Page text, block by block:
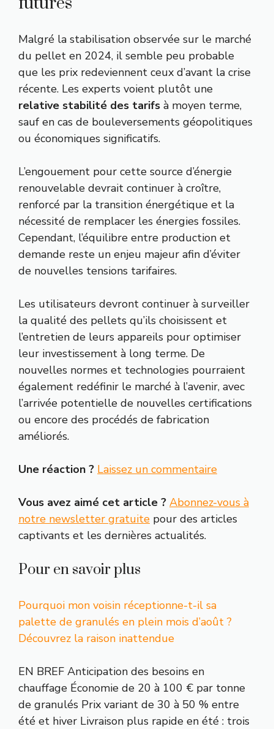
Malgré la stabilisation observée sur le marché
du pellet en 2024, il semble peu probable
que les prix redeviennent ceux d’avant la crise
récente. Les experts voient plutôt une
relative stabilité des tarifs à moyen terme,
sauf en cas de bouleversements géopolitiques
ou économiques significatifs.
L’engouement pour cette source d’énergie
renouvelable devrait continuer à croître,
renforcé par la transition énergétique et la
nécessité de remplacer les énergies fossiles.
Cependant, l’équilibre entre production et
demande reste un enjeu majeur afin d’éviter
de nouvelles tensions tarifaires.
Les utilisateurs devront continuer à surveiller
la qualité des pellets qu’ils choisissent et
l’entretien de leurs appareils pour optimiser
leur investissement à long terme. De
nouvelles normes et technologies pourraient
également redéfinir le marché à l’avenir, avec
l’arrivée potentielle de nouvelles certifications
ou encore des procédés de fabrication
améliorés.
Une réaction ? Laissez un commentaire
Vous avez aimé cet article ? Abonnez-vous à
notre newsletter gratuite pour des articles
captivants et les dernières actualités.
Pour en savoir plus
Pourquoi mon voisin réceptionne-t-il sa
palette de granulés en plein mois d’août ?
Découvrez la raison inattendue
EN BREF Anticipation des besoins en
chauffage Économie de 20 à 100 € par tonne
de granulés Prix variant de 30 à 50 % entre
été et hiver Livraison plus rapide en été : trois